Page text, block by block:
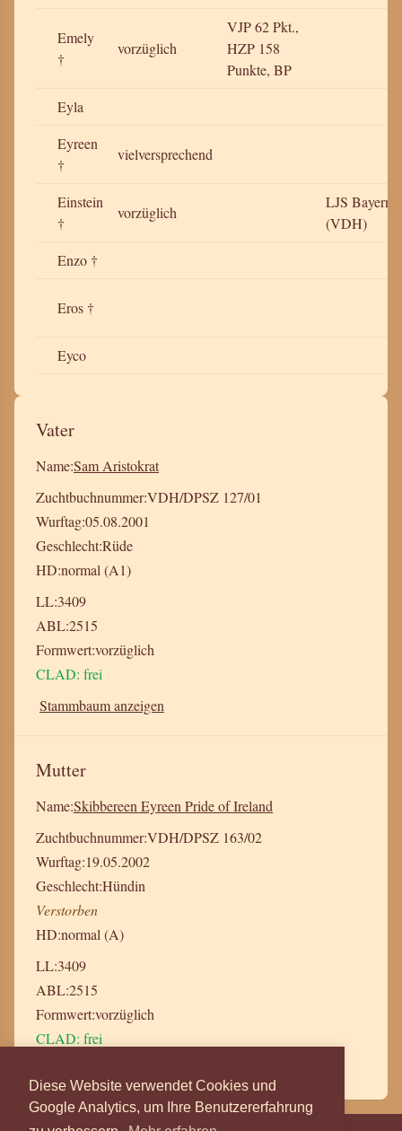
Diese Website verwendet Cookies und
Google Analytics, um Ihre Benutzererfahrung
Emely
†
vorzüglich
VJP 62 Pkt.,
HZP 158
Punkte, BP
Eyla
Eyreen
†
vielversprechend
Einstein
†
vorzüglich
LJS Bayern
(VDH)
Enzo †
Eros †
Eyco
Vater
Name:Sam Aristokrat
Zuchtbuchnummer:VDH/DPSZ 127/01
Wurftag:05.08.2001
Geschlecht:Rüde
HD:normal (A1)
LL:3409
ABL:2515
Formwert:vorzüglich
CLAD: frei
Stammbaum anzeigen
Mutter
Name:Skibbereen Eyreen Pride of Ireland
Zuchtbuchnummer:VDH/DPSZ 163/02
Wurftag:19.05.2002
Geschlecht:Hündin
Verstorben
HD:normal (A)
LL:3409
ABL:2515
Formwert:vorzüglich
CLAD: frei